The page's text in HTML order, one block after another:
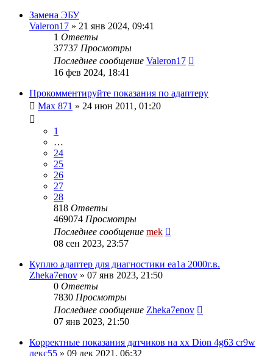
Замена ЭБУ
Valeron17 » 21 янв 2024, 09:41
1 Ответы
37737 Просмотры
Последнее сообщение Valeron17
16 фев 2024, 18:41
Прокомментируйте показания по адаптеру
Max 871 » 24 июн 2011, 01:20
1
…
24
25
26
27
28
818 Ответы
469074 Просмотры
Последнее сообщение mek
08 сен 2023, 23:57
Куплю адаптер для диагностики ea1a 2000г.в.
Zheka7enov » 07 янв 2023, 21:50
0 Ответы
7830 Просмотры
Последнее сообщение Zheka7enov
07 янв 2023, 21:50
Корректные показания датчиков на хх Dion 4g63 cr9w
лекс55 » 09 дек 2021, 06:32